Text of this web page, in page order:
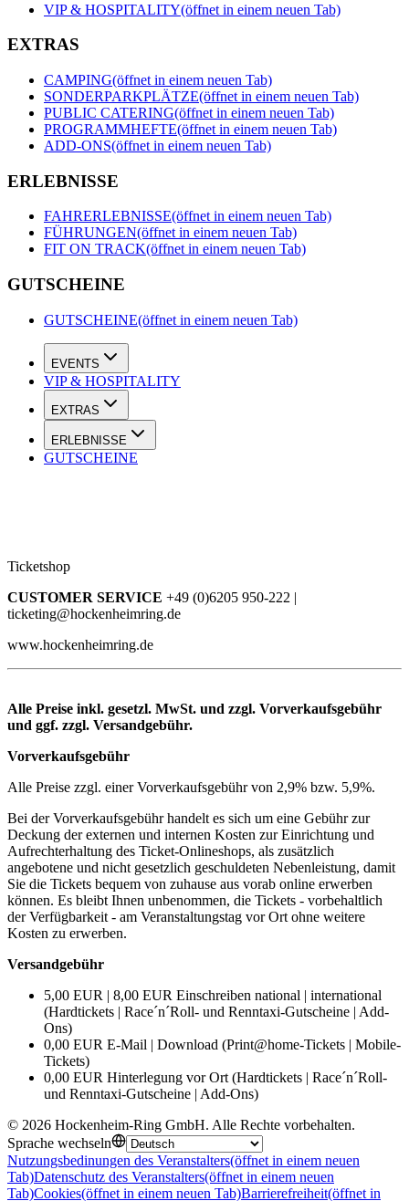
VIP & HOSPITALITY(öffnet in einem neuen Tab)
EXTRAS
CAMPING(öffnet in einem neuen Tab)
SONDERPARKPLÄTZE(öffnet in einem neuen Tab)
PUBLIC CATERING(öffnet in einem neuen Tab)
PROGRAMMHEFTE(öffnet in einem neuen Tab)
ADD-ONS(öffnet in einem neuen Tab)
ERLEBNISSE
FAHRERLEBNISSE(öffnet in einem neuen Tab)
FÜHRUNGEN(öffnet in einem neuen Tab)
FIT ON TRACK(öffnet in einem neuen Tab)
GUTSCHEINE
GUTSCHEINE(öffnet in einem neuen Tab)
EVENTS
VIP & HOSPITALITY
EXTRAS
ERLEBNISSE
GUTSCHEINE
Ticketshop
CUSTOMER SERVICE +49 (0)6205 950-222 |
ticketing@hockenheimring.de
www.hockenheimring.de
Alle Preise inkl. gesetzl. MwSt. und zzgl. Vorverkaufsgebühr
und ggf. zzgl. Versandgebühr.
Vorverkaufsgebühr
Alle Preise zzgl. einer Vorverkaufsgebühr von 2,9% bzw. 5,9%.
Bei der Vorverkaufsgebühr handelt es sich um eine Gebühr zur
Deckung der externen und internen Kosten zur Einrichtung und
Aufrechterhaltung des Ticket-Onlineshops, als zusätzlich
angebotene und nicht gesetzlich geschuldeten Nebenleistung, damit
Sie die Tickets bequem von zuhause aus vorab online erwerben
können. Es bleibt Ihnen unbenommen, die Tickets - vorbehaltlich
der Verfügbarkeit - am Veranstaltungstag vor Ort ohne weitere
Kosten zu erwerben.
Versandgebühr
5,00 EUR | 8,00 EUR Einschreiben national | international
(Hardtickets | Race´n´Roll- und Renntaxi-Gutscheine | Add-
Ons)
0,00 EUR E-Mail | Download (Print@home-Tickets | Mobile-
Tickets)
0,00 EUR Hinterlegung vor Ort (Hardtickets | Race´n´Roll-
und Renntaxi-Gutscheine | Add-Ons)
© 2026 Hockenheim-Ring GmbH. Alle Rechte vorbehalten.
Sprache wechseln
Nutzungsbedinungen des Veranstalters(öffnet in einem neuen
Tab)Datenschutz des Veranstalters(öffnet in einem neuen
Tab)Cookies(öffnet in einem neuen Tab)Barrierefreiheit(öffnet in